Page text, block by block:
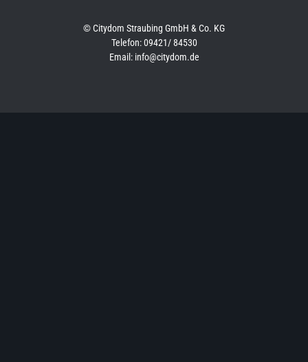
© Citydom Straubing GmbH & Co. KG
Telefon: 09421/ 84530
Email: info@citydom.de